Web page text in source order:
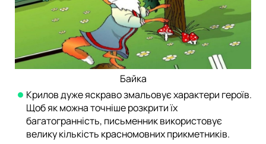
Байка
Крилов дуже яскраво змальовує характери героїв.
Щоб як можна точніше розкрити їх
багатогранність, письменник використовує
велику кількість красномовних прикметників.